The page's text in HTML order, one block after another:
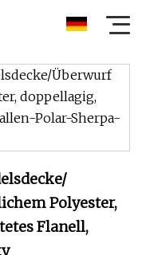
Polyester,
Flanell,